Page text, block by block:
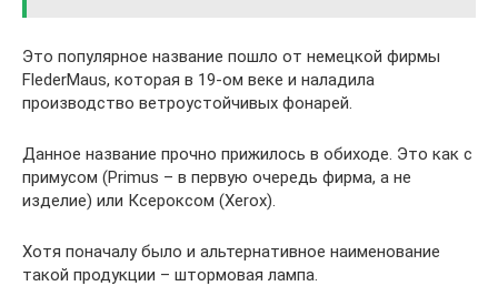
Это популярное название пошло от немецкой фирмы
FlederMaus, которая в 19-ом веке и наладила
производство ветроустойчивых фонарей.
Данное название прочно прижилось в обиходе. Это как с
примусом (Primus – в первую очередь фирма, а не
изделие) или Ксероксом (Xerox).
Хотя поначалу было и альтернативное наименование
такой продукции – штормовая лампа.